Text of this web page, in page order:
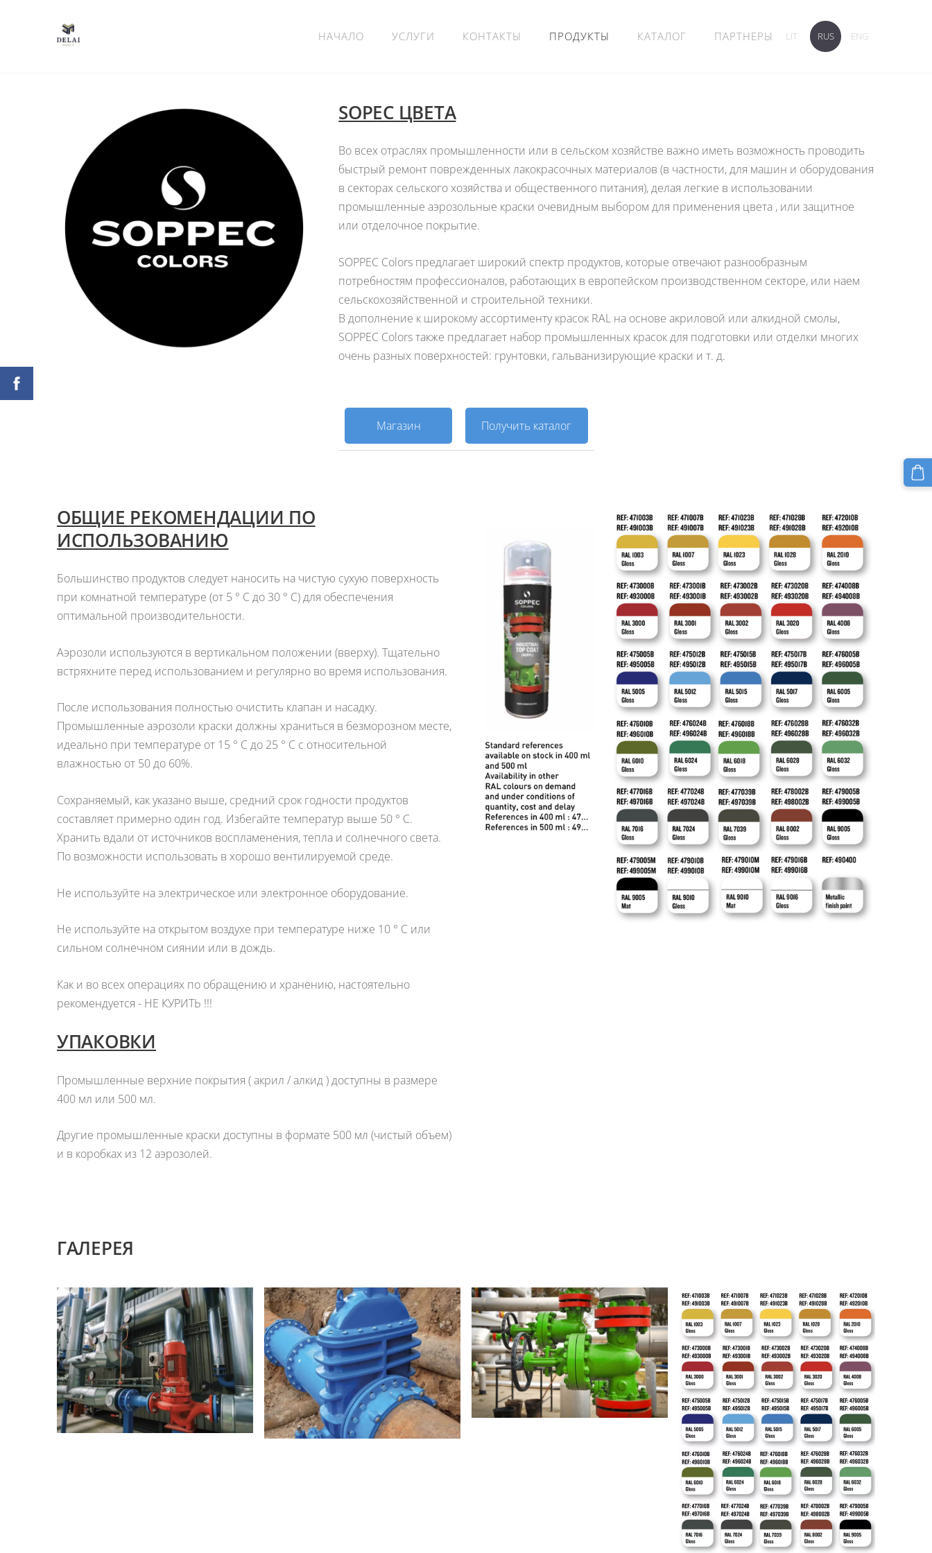
НАЧАЛО УСЛУГИ КОНТАКТЫ ПРОДУКТЫ КАТАЛОГ ПАРТНЕРЫ LIT RUS ENG
SOPEC ЦВЕТА
Во всех отраслях промышленности или в сельском хозяйстве важно иметь возможность проводить
быстрый ремонт поврежденных лакокрасочных материалов (в частности, для машин и оборудования
в секторах сельского хозяйства и общественного питания), делая легкие в использовании
промышленные аэрозольные краски очевидным выбором для применения цвета , или защитное
или отделочное покрытие.
SOPPEC Colors предлагает широкий спектр продуктов, которые отвечают разнообразным
потребностям профессионалов, работающих в европейском производственном секторе, или наем
сельскохозяйственной и строительной техники.
В дополнение к широкому ассортименту красок RAL на основе акриловой или алкидной смолы,
SOPPEC Colors также предлагает набор промышленных красок для подготовки или отделки многих
очень разных поверхностей: грунтовки, гальванизирующие краски и т. д.
Магазин Получить каталог
ОБЩИЕ РЕКОМЕНДАЦИИ ПО
ИСПОЛЬЗОВАНИЮ
Большинство продуктов следует наносить на чистую сухую поверхность
при комнатной температуре (от 5 ° C до 30 ° C) для обеспечения
оптимальной производительности.
Аэрозоли используются в вертикальном положении (вверху). Тщательно
встряхните перед использованием и регулярно во время использования.
После использования полностью очистить клапан и насадку.
Промышленные аэрозоли краски должны храниться в безморозном месте,
идеально при температуре от 15 ° C до 25 ° C с относительной
влажностью от 50 до 60%.
Сохраняемый, как указано выше, средний срок годности продуктов
составляет примерно один год. Избегайте температур выше 50 ° C.
Хранить вдали от источников воспламенения, тепла и солнечного света.
По возможности использовать в хорошо вентилируемой среде.
Не используйте на электрическое или электронное оборудование.
Не используйте на открытом воздухе при температуре ниже 10 ° C или
сильном солнечном сиянии или в дождь.
Как и во всех операциях по обращению и хранению, настоятельно
рекомендуется - НЕ КУРИТЬ !!!
УПАКОВКИ
Промышленные верхние покрытия ( акрил / алкид ) доступны в размере
400 мл или 500 мл.
Другие промышленные краски доступны в формате 500 мл (чистый объем)
и в коробках из 12 аэрозолей.
ГАЛЕРЕЯ